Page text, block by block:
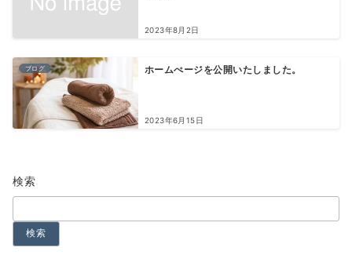
2023年8月2日
ブログ ホームぺージを公開いたしました。
2023年6月15日
検索
検索